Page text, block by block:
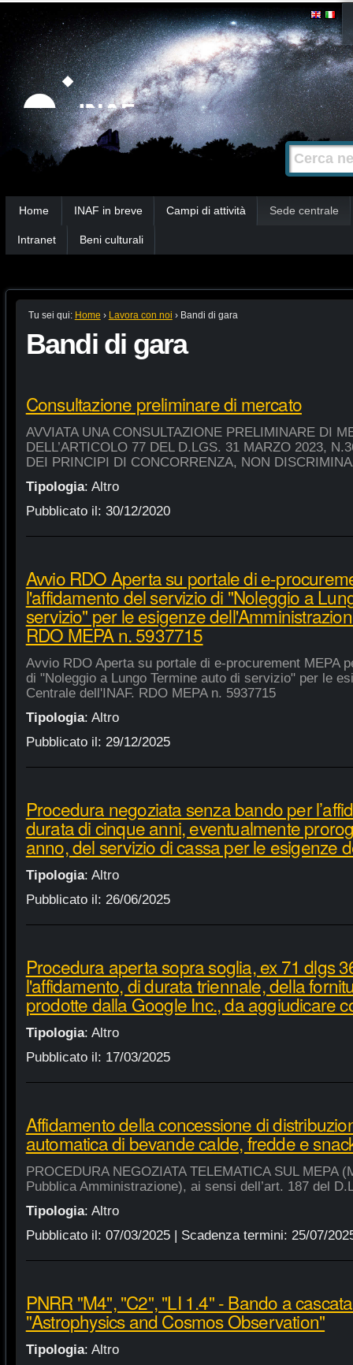
Strumenti
personali
Salta
contenuti.
|
Salta
alla
navigazione
Cerca nel
Ricerca
avanzata…
Home INAF in breve Campi di attività Sede centrale
Intranet Beni culturali
Tu sei qui: Home › Lavora con noi › Bandi di gara
Bandi di gara
Consultazione preliminare di mercato
AVVIATA UNA CONSULTAZIONE PRELIMINARE DI
DELL’ARTICOLO 77 DEL D.LGS. 31 MARZO 2023,
DEI PRINCIPI DI CONCORRENZA, NON
Tipologia: Altro
Pubblicato il: 30/12/2020
Avvio RDO Aperta su portale di e-
l'affidamento del servizio di "Noleggio a
servizio" per le esigenze
RDO MEPA n. 5937715
Avvio RDO Aperta su portale di e-procurement MEPA
di "Noleggio a Lungo Termine auto di servizio" per le
Centrale dell'INAF. RDO MEPA n. 5937715
Tipologia: Altro
Pubblicato il: 29/12/2025
Procedura negoziata senza bando per
durata di cinque anni, eventualmente
anno, del servizio di cassa per le esigenze
Tipologia: Altro
Pubblicato il: 26/06/2025
Procedura aperta sopra soglia, ex 71 dlgs
l'affidamento, di durata triennale, della
prodotte dalla Google Inc., da aggiudicare
Tipologia: Altro
Pubblicato il: 17/03/2025
Affidamento della concessione di
automatica di bevande calde, fredde e
PROCEDURA NEGOZIATA TELEMATICA SUL MEPA
Pubblica Amministrazione), ai sensi dell’art. 187 del
Tipologia: Altro
Pubblicato il: 07/03/2025| Scadenza termini: 25/07/
PNRR "M4", "C2", "LI 1.4" - Bando a
"Astrophysics and Cosmos Observation"
Tipologia: Altro